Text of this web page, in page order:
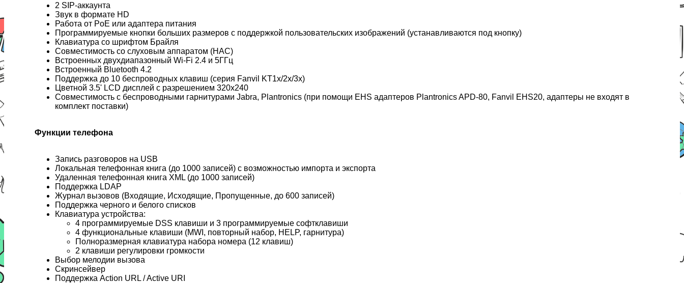
2 SIP-аккаунта
Звук в формате HD
Работа от PoE или адаптера питания
Программируемые кнопки больших размеров с поддержкой пользовательских изображений (устанавливаются под кнопку)
Клавиатура со шрифтом Брайля
Совместимость со слуховым аппаратом (HAC)
Встроенных двухдиапазонный Wi-Fi 2.4 и 5ГГц
Встроенный Bluetooth 4.2
Поддержка до 10 беспроводных клавиш (серия Fanvil KT1x/2x/3x)
Цветной 3.5' LCD дисплей с разрешением 320x240
Совместимость с беспроводными гарнитурами Jabra, Plantronics (при помощи EHS адаптеров Plantronics APD-80, Fanvil EHS20, адаптеры не входят в
комплект поставки)
Функции телефона
Запись разговоров на USB
Локальная телефонная книга (до 1000 записей) с возможностью импорта и экспорта
Удаленная телефонная книга XML (до 1000 записей)
Поддержка LDAP
Журнал вызовов (Входящие, Исходящие, Пропущенные, до 600 записей)
Поддержка черного и белого списков
Клавиатура устройства:
4 программируемые DSS клавиши и 3 программируемые софтклавиши
4 функциональные клавиши (MWI, повторный набор, HELP, гарнитура)
Полноразмерная клавиатура набора номера (12 клавиш)
2 клавиши регулировки громкости
Выбор мелодии вызова
Скринсейвер
Поддержка Action URL / Active URI